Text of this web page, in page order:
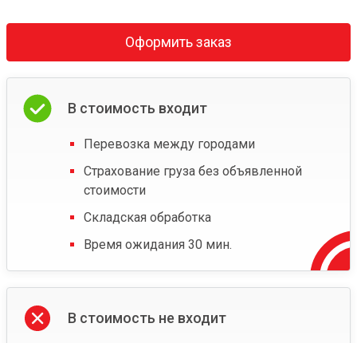
Оформить заказ
В стоимость входит
Перевозка между городами
Страхование груза без объявленной
стоимости
Складская обработка
Время ожидания 30 мин.
В стоимость не входит